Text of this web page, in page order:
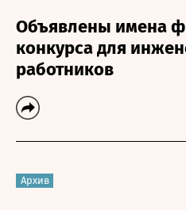
Объявлены имена
конкурса для
работников
Архив